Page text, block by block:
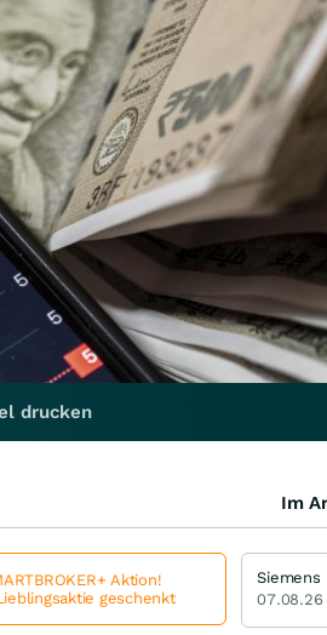
drucken
Im
Aktion!
geschenkt
Siemens
07.08.26